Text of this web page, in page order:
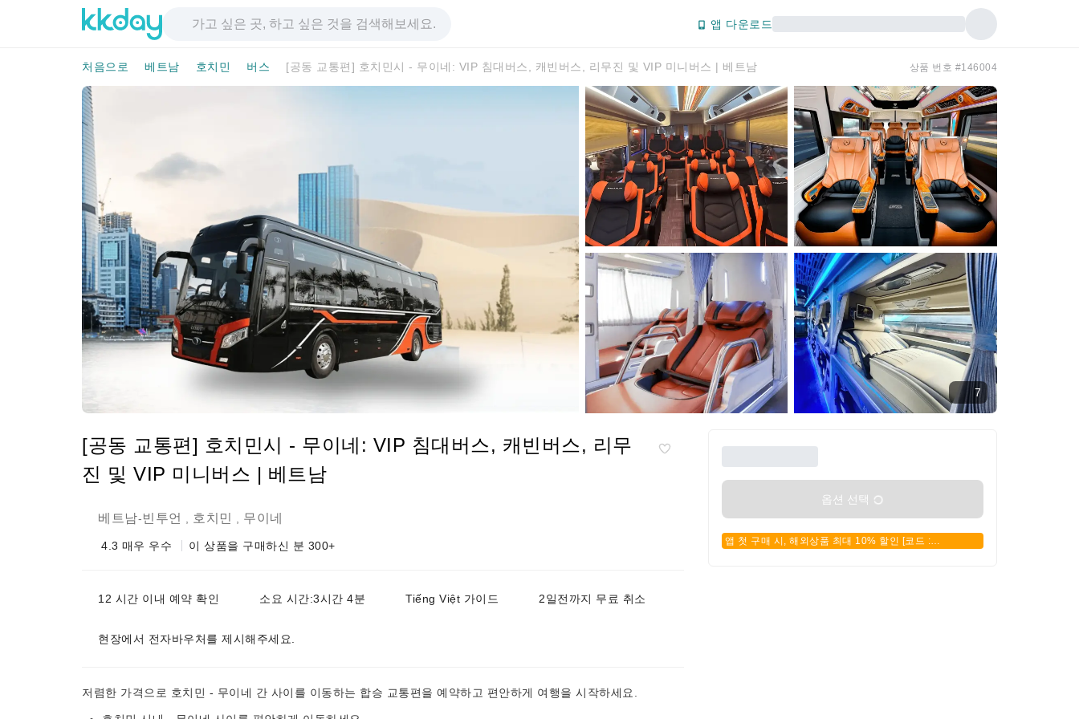
앱 다운로드
처음으로 베트남 호치민 버스 [공동 교통편] 호치민시 - 무이네: VIP 침대버스, 캐빈버스, 리무진 및 VIP 미니버스 | 베트남 상품 번호 #146004
7
[공동 교통편] 호치민시 - 무이네: VIP 침대버스, 캐빈버스, 리무
진 및 VIP 미니버스 | 베트남
베트남-빈투언 호치민 무이네
4.3 매우 우수 이 상품을 구매하신 분 300+
12 시간 이내 예약 확인 소요 시간:3시간 4분 Tiếng Việt 가이드 2일전까지 무료 취소
현장에서 전자바우처를 제시해주세요.
저렴한 가격으로 호치민 - 무이네 간 사이를 이동하는 합승 교통편을 예약하고 편안하게 여행을 시작하세요.
옵션 선택
앱 첫 구매 시, 해외상품 최대 10% 할인 [코드 :